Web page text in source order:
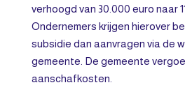
verhoogd van 30.000 euro naar
Ondernemers krijgen hierover
subsidie dan aanvragen via de
gemeente. De gemeente
aanschafkosten.